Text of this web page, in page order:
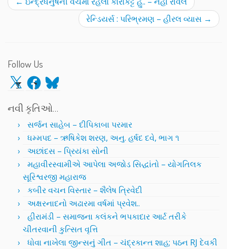
રેન્ડિયર્સ : પરિભ્રમણ – હીરલ વ્યાસ →
Follow Us
X Facebook
Bluesky
નવી કૃતિઓ…
સર્જન સાહેબ – દીપિકાબા પરમાર
ધમ્મપદ – ઋષિકેશ શરણ, અનુ. હર્ષદ દવે, ભાગ ૧
અછાંદસ – પ્રિયંકા સોની
મહાવીરસ્વામીએ આપેલા અજોડ સિદ્ધાંતો – યોગતિલક
સૂરિશ્વરજી મહારાજ
કબીર વચન વિસ્તાર – શૈલેષ ત્રિવેદી
અક્ષરનાદનો અઢારમા વર્ષમાં પ્રવેશ..
હીરામંડી – સમાજના કલંકને ભપકાદાર આર્ટ તરીકે
ચીતરવાની કુત્સિત વૃત્તિ
ધોવા નાખેલા જીન્સનું ગીત – ચંદ્રકાન્ત શાહ; પઠન RJ દેવકી